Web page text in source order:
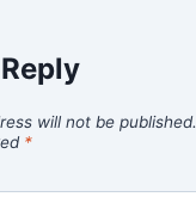
will not be published.
*